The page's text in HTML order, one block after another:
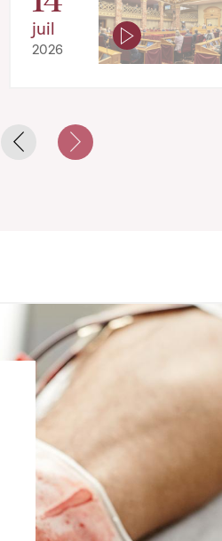
juil
2026
Previous slide
Next slide